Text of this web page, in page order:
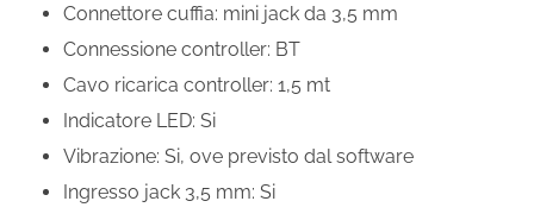
Connettore cuffia: mini jack da 3,5 mm
Connessione controller: BT
Cavo ricarica controller: 1,5 mt
Indicatore LED: Si
Vibrazione: Si, ove previsto dal software
Ingresso jack 3,5 mm: Si